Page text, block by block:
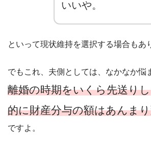
いいや。
といって現状維持を選択する場合もあ
でもこれ、夫側としては、なかなか悩
離婚の時期をいくら先送り
的に財産分与の額はあんま
ですよ。